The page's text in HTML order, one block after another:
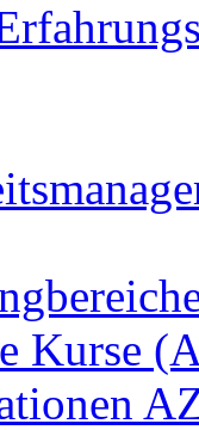
Kurse